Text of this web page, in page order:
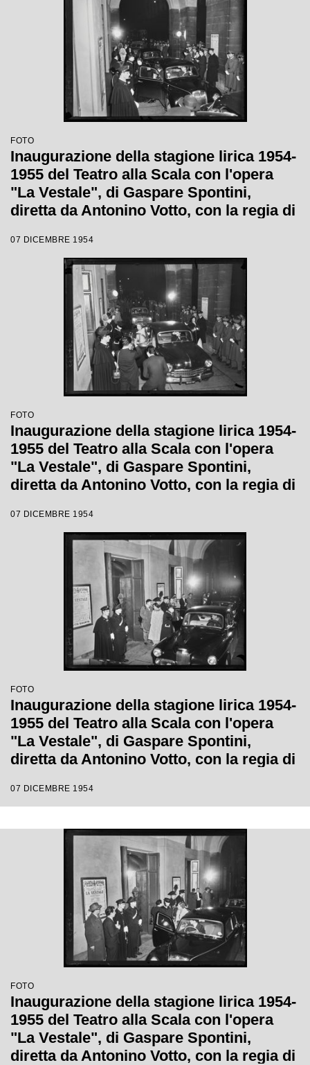
FOTO
Inaugurazione della stagione lirica 1954-
1955 del Teatro alla Scala con l'opera
"La Vestale", di Gaspare Spontini,
diretta da Antonino Votto, con la regia di
07 DICEMBRE 1954
FOTO
Inaugurazione della stagione lirica 1954-
1955 del Teatro alla Scala con l'opera
"La Vestale", di Gaspare Spontini,
diretta da Antonino Votto, con la regia di
07 DICEMBRE 1954
FOTO
Inaugurazione della stagione lirica 1954-
1955 del Teatro alla Scala con l'opera
"La Vestale", di Gaspare Spontini,
diretta da Antonino Votto, con la regia di
07 DICEMBRE 1954
FOTO
Inaugurazione della stagione lirica 1954-
1955 del Teatro alla Scala con l'opera
"La Vestale", di Gaspare Spontini,
diretta da Antonino Votto, con la regia di